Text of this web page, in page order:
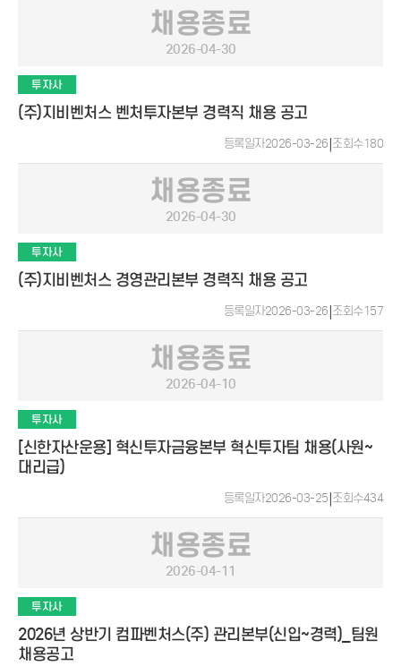
채용종료
2026-04-30
투자사
(주)지비벤처스 벤처투자본부 경력직 채용 공고
등록일자2026-03-26 조회수180
채용종료
2026-04-30
투자사
(주)지비벤처스 경영관리본부 경력직 채용 공고
등록일자2026-03-26 조회수157
채용종료
2026-04-10
투자사
[신한자산운용] 혁신투자금융본부 혁신투자팀 채용(사원~
대리급)
등록일자2026-03-25 조회수434
채용종료
2026-04-11
투자사
2026년 상반기 컴파벤처스(주) 관리본부(신입~경력)_팀원
채용공고